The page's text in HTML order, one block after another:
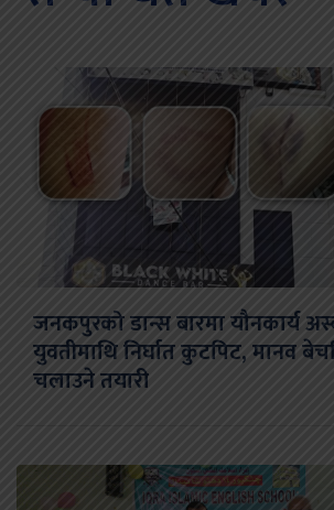
जनकपुरको डान्स बारमा यौनकार्य
युवतीमाथि निर्घात कुटपिट, मानव
चलाउने तयारी